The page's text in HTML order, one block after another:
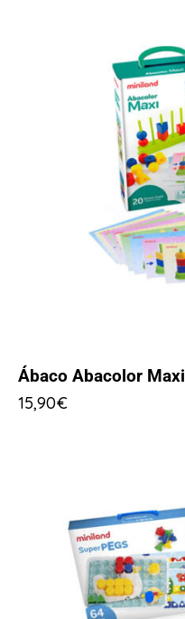
Ábaco Abacolor Maxi
15,90€